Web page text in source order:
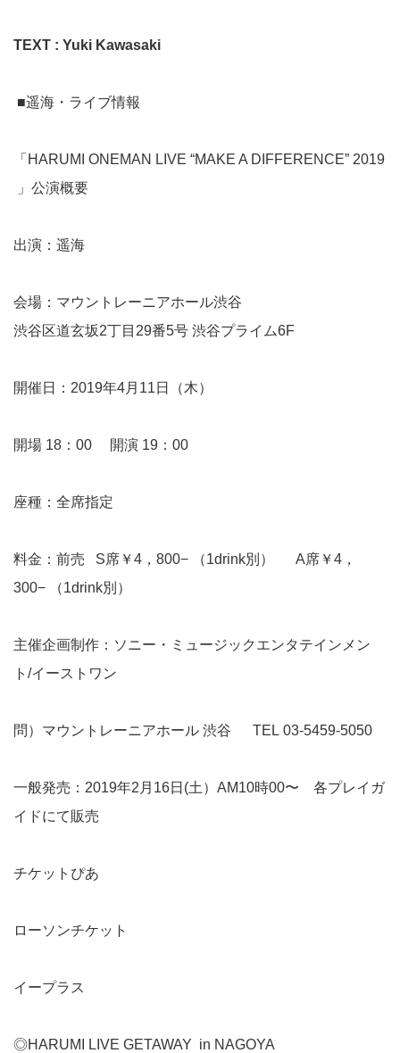
TEXT : Yuki Kawasaki
■遥海・ライブ情報
「HARUMI ONEMAN LIVE “MAKE A DIFFERENCE” 2019
」公演概要
出演：遥海
会場： マウントレーニアホール渋谷
渋谷区道玄坂2丁目29番5号 渋谷プライム6F
開催日：2019年4月11日（木）
開場 18：00 開演 19：00
座種：全席指定
料金：前売 S席￥4，800− （1drink別） A席￥4，
300− （1drink別）
主催企画制作：ソニー・ミュージックエンタテインメン
ト/イーストワン
問）マウントレーニアホール 渋谷 TEL 03-5459-5050
一般発売：2019年2月16日(土）AM10時00〜 各プレイガ
イドにて販売
チケットぴあ
ローソンチケット
イープラス
◎HARUMI LIVE GETAWAY in NAGOYA